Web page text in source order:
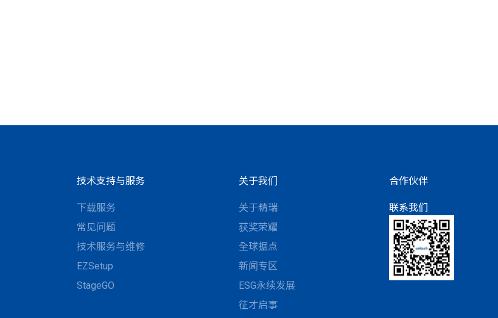
技术支持与服务
下载服务
常见问题
技术服务与维修
EZSetup
StageGO
关于我们
关于精瑞
获奖荣耀
全球据点
新闻专区
ESG永续发展
征才启事
合作伙伴
联系我们